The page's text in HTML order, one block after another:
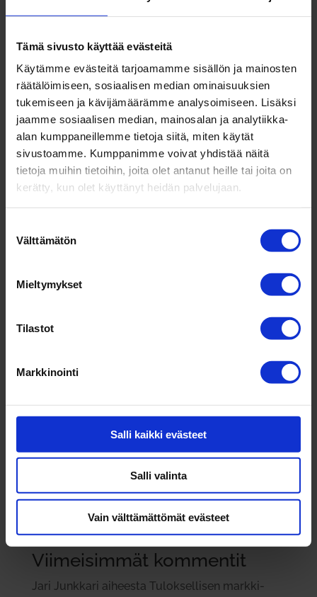
Tämä sivusto käyttää evästeitä
Käytämme evästeitä tarjoamamme sisällön ja mainosten
räätälöimiseen, sosiaalisen median ominaisuuksien
tukemiseen ja kävijämäärämme analysoimiseen. Lisäksi
jaamme sosiaalisen median, mainosalan ja analytiikka-
alan kumppaneillemme tietoja siitä, miten käytät
sivustoamme. Kumppanimme voivat yhdistää näitä
tietoja muihin tietoihin, joita olet antanut heille tai joita on
kerätty, kun olet käyttänyt heidän palvelujaan.
valinta
Välttämätön
Mieltymykset
Tilastot
Markkinointi
Salli kaikki evästeet
Salli valinta
Vain välttämättömät evästeet
#Slush2015 kitey­tyksiä yrit­tä­jälle ja yri­tys­joh­ta­
Yrittäjyys
Slush ‑tapahtuma oli taas ja entistä isompana.
Into­ta­lolta tapah­tumaan osal­lis­tuivat tällä
kertaa Jari Junkkari ja Ilari Ter­vonen. Lue blo­
gis­tamme, mitä asioita he nos­tivat tär­keim­
miksi huo­mioiksi yrit­täjien ja yri­tys­joh­tajien
tule­vai­suuden kan­nalta.
Etsi
Miten joh­tajat oppivat — kasvu syntyy yhdessä
Tekoäly talous­hal­linnon apurina – mitä se voi
Vuoden yri­tys­johtaja 2025 Ronit Hovav-
Halonen: Yri­tysidea sai alkunsa perheen ruo­ka­
pöy­dästä
Lauri Ratia: Rat­kai­sujen teke­minen paineen alla
Paremmat pro­sessit – työ­stressi vähenee ja
asiakkaat kiit­tävät
Viimeisimmät kommentit
Jari Junkkari aiheesta Tulok­sel­lisen mark­ki­